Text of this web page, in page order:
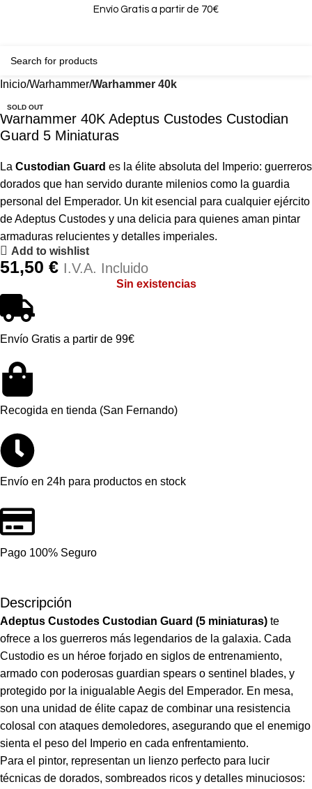
Envío Gratis a partir de 70€
Inicio Warhammer Warhammer 40k
SOLD OUT
Warhammer 40K Adeptus Custodes Custodian
Guard 5 Miniaturas
La Custodian Guard es la élite absoluta del Imperio: guerreros
dorados que han servido durante milenios como la guardia
personal del Emperador. Un kit esencial para cualquier ejército
de Adeptus Custodes y una delicia para quienes aman pintar
armaduras relucientes y detalles imperiales.
Add to wishlist
51,50 € I.V.A. Incluido
Sin existencias
Envío Gratis a partir de 99€
Recogida en tienda (San Fernando)
Envío en 24h para productos en stock
Pago 100% Seguro
Descripción
Adeptus Custodes Custodian Guard (5 miniaturas) te
ofrece a los guerreros más legendarios de la galaxia. Cada
Custodio es un héroe forjado en siglos de entrenamiento,
armado con poderosas guardian spears o sentinel blades, y
protegido por la inigualable Aegis del Emperador. En mesa,
son una unidad de élite capaz de combinar una resistencia
colosal con ataques demoledores, asegurando que el enemigo
sienta el peso del Imperio en cada enfrentamiento.
Para el pintor, representan un lienzo perfecto para lucir
técnicas de dorados, sombreados ricos y detalles minuciosos: